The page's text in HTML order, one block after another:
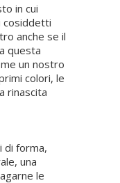
in cui
cosiddetti
anche se il
questa
un nostro
colori, le
rinascita
di forma,
una
le